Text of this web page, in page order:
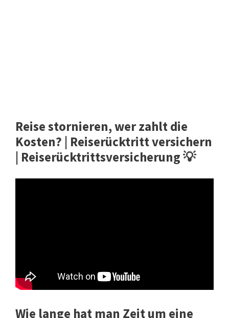
Reise stornieren, wer zahlt die
Kosten? | Reiserücktritt versichern
| Reiserücktrittsversicherung 💡
Wie lange hat man Zeit um eine